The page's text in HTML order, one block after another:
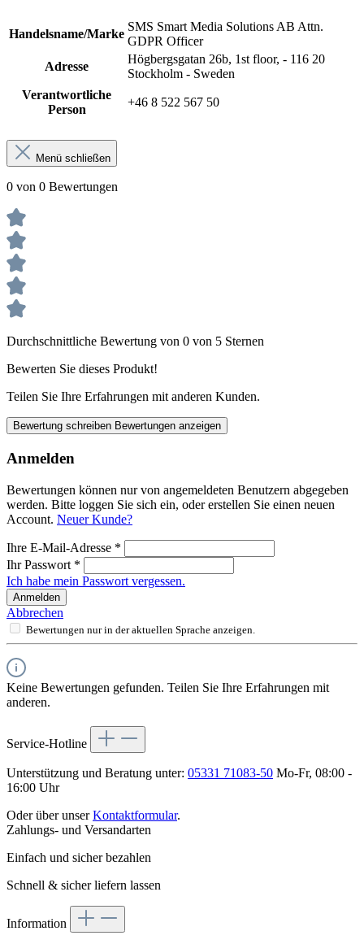
Handelsname/Marke
SMS Smart Media Solutions AB Attn.
GDPR Officer
Adresse
Högbergsgatan 26b, 1st floor, - 116 20
Stockholm - Sweden
Verantwortliche
Person
+46 8 522 567 50
Menü schließen
0 von 0 Bewertungen
Durchschnittliche Bewertung von 0 von 5 Sternen
Bewerten Sie dieses Produkt!
Teilen Sie Ihre Erfahrungen mit anderen Kunden.
Bewertung schreiben Bewertungen anzeigen
Anmelden
Bewertungen können nur von angemeldeten Benutzern abgegeben
werden. Bitte loggen Sie sich ein, oder erstellen Sie einen neuen
Account. Neuer Kunde?
Ihre E-Mail-Adresse *
Ihr Passwort *
Ich habe mein Passwort vergessen.
Anmelden
Abbrechen
Bewertungen nur in der aktuellen Sprache anzeigen.
Keine Bewertungen gefunden. Teilen Sie Ihre Erfahrungen mit
anderen.
Service-Hotline
Unterstützung und Beratung unter: 05331 71083-50 Mo-Fr, 08:00 -
16:00 Uhr
Oder über unserKontaktformular.
Zahlungs- und Versandarten
Einfach und sicher bezahlen
Schnell & sicher liefern lassen
Information